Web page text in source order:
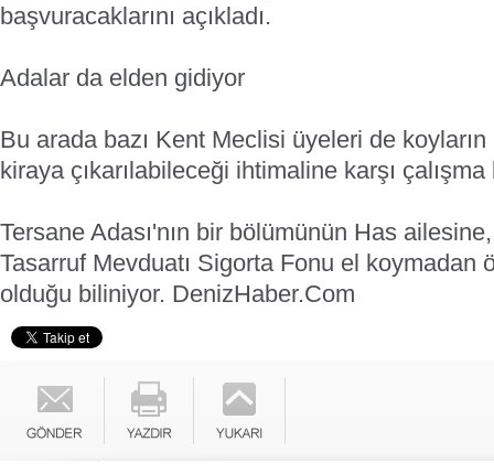
başvuracaklarını açıkladı.
Adalar da elden gidiyor
Bu arada bazı Kent Meclisi üyeleri de koyların
kiraya çıkarılabileceği ihtimaline karşı çalışma
Tersane Adası'nın bir bölümünün Has
Tasarruf Mevduatı Sigorta Fonu el koymadan
olduğu biliniyor. DenizHaber.Com